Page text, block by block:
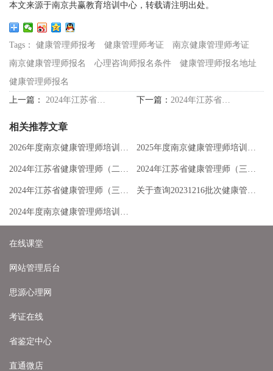
本文来源于南京共赢教育培训中心，转载请注明出处。
Tags： 健康管理师报考 健康管理师考证
南京健康管理师考证
南京健康管理师报名
心理咨询师报名条件
健康管理师报名地址
健康管理师报名
上一篇：
下一篇：
相关推荐文章
在线课堂
网站管理后台
思源心理网
考证在线
省鉴定中心
直通微店